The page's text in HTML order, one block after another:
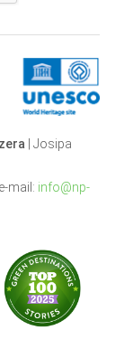
| Josipa
mail: info@np-